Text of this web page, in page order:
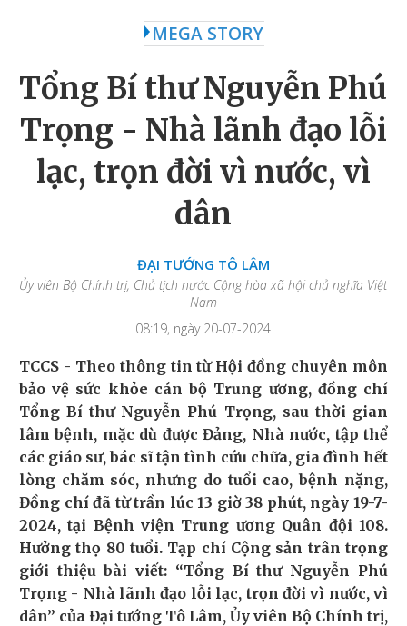
MEGA STORY
Tổng Bí thư Nguyễn Phú
Trọng - Nhà lãnh đạo lỗi
lạc, trọn đời vì nước, vì
dân
ĐẠI TƯỚNG TÔ LÂM
Ủy viên Bộ Chính trị, Chủ tịch nước Cộng hòa xã hội chủ nghĩa Việt
Nam
08:19, ngày 20-07-2024
TCCS - Theo thông tin từ Hội đồng chuyên môn
bảo vệ sức khỏe cán bộ Trung ương, đồng chí
Tổng Bí thư Nguyễn Phú Trọng, sau thời gian
lâm bệnh, mặc dù được Đảng, Nhà nước, tập thể
các giáo sư, bác sĩ tận tình cứu chữa, gia đình hết
lòng chăm sóc, nhưng do tuổi cao, bệnh nặng,
Đồng chí đã từ trần lúc 13 giờ 38 phút, ngày 19-7-
2024, tại Bệnh viện Trung ương Quân đội 108.
Hưởng thọ 80 tuổi. Tạp chí Cộng sản trân trọng
giới thiệu bài viết: “Tổng Bí thư Nguyễn Phú
Trọng - Nhà lãnh đạo lỗi lạc, trọn đời vì nước, vì
dân” của Đại tướng Tô Lâm, Ủy viên Bộ Chính trị,